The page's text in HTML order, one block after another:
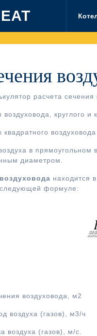
расчета сечения
круглого и
воздуховода
в
диаметром.
находится
следующей формуле:
воздуховода, м2
воздуха (газов), м3/ч
воздуха (газов), м/с.